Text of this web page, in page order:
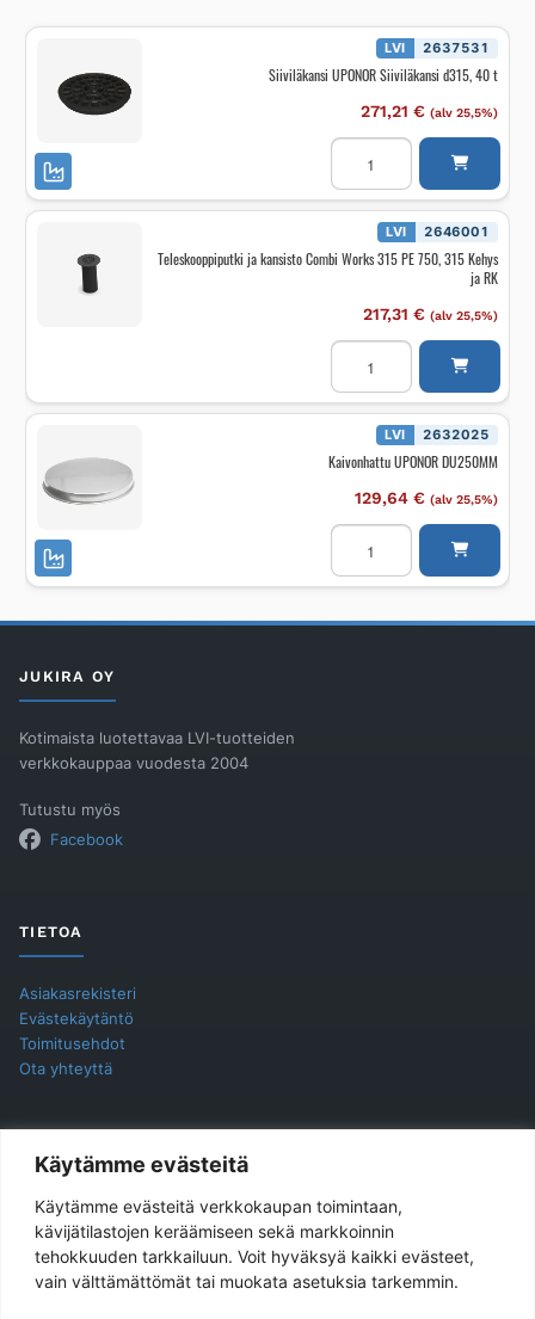
Käytämme evästeitä
Käytämme evästeitä verkkokaupan toimintaan,
kävijätilastojen keräämiseen sekä markkoinnin
tehokkuuden tarkkailuun. Voit hyväksyä kaikki evästeet,
vain välttämättömät tai muokata asetuksia tarkemmin.
LVI 2637531
Siiviläkansi UPONOR Siiviläkansi d315, 40 t
271,21 € (alv 25,5%)
Siiviläkansi
UPONOR
Siiviläkansi
d315,
40
määrä
LVI 2646001
Teleskooppiputki ja kansisto Combi Works 315 PE 750, 315 Kehys
ja RK
217,31 € (alv 25,5%)
Teleskooppiputki
kansisto
Combi
Works
750,
Kehys
RK
määrä
LVI 2632025
Kaivonhattu UPONOR DU250MM
129,64 € (alv 25,5%)
Kaivonhattu
UPONOR
DU250MM
määrä
JUKIRA OY
Kotimaista luotettavaa LVI-tuotteiden
verkkokauppaa vuodesta 2004
Tutustu myös
Facebook
TIETOA
Asiakasrekisteri
Evästekäytäntö
Toimitusehdot
Ota yhteyttä
YHTEYSTIEDOT
Jukira Oy
Haarlankatu 4 B 2
33230 Tampere